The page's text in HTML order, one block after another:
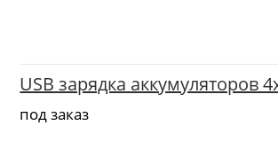
USB зарядка аккумуляторов
под заказ